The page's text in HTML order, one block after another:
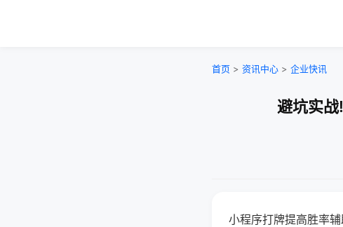
首页 > 资讯中心 > 企业快讯
避坑实
小程序打牌提高胜率